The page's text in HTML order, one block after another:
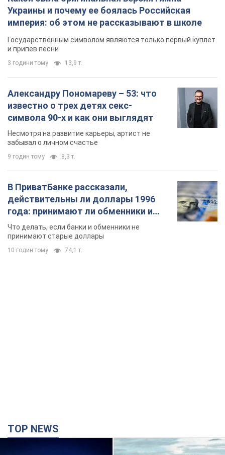
известно о трех детях секс-
символа 90-х и как они выглядят
забывал о личном счастье
В ПриватБанке рассказали,
действительны ли доллары 1996
года: принимают ли обменники и
банки такие купюры
принимают старые доллары